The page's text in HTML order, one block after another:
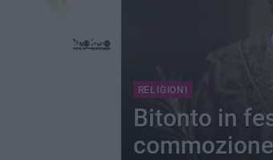
RELIGIONI
Bitonto in